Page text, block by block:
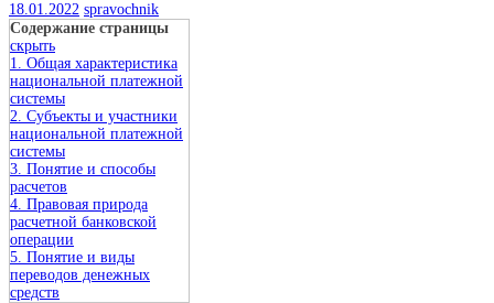
18.01.2022 spravochnik
Содержание страницы
скрыть
1. Общая характеристика
национальной платежной
системы
2. Субъекты и участники
национальной платежной
системы
3. Понятие и способы
расчетов
4. Правовая природа
расчетной банковской
операции
5. Понятие и виды
переводов денежных
средств